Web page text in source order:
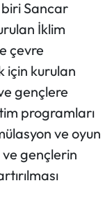
biri Sancar
İklim
çevre
için kurulan
gençlere
programları
ve oyun
gençlerin